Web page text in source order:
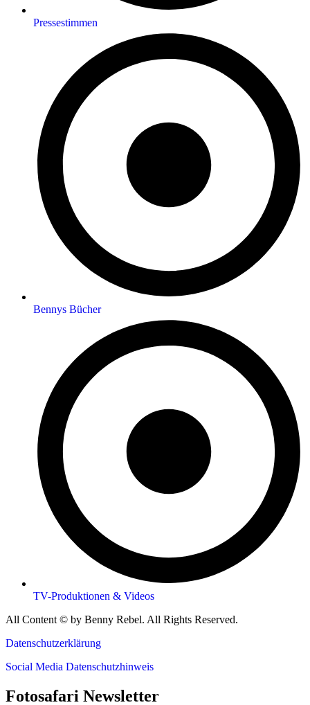
Pressestimmen
Bennys Bücher
TV-Produktionen & Videos
All Content © by Benny Rebel. All Rights Reserved.
Datenschutzerklärung
Social Media Datenschutzhinweis
Fotosafari Newsletter